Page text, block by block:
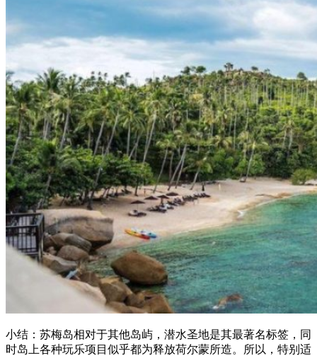
小结：苏梅岛相对于其他岛屿，潜水圣地是其最著名标签，同
时岛上各种玩乐项目似乎都为释放荷尔蒙所造。所以，特别适